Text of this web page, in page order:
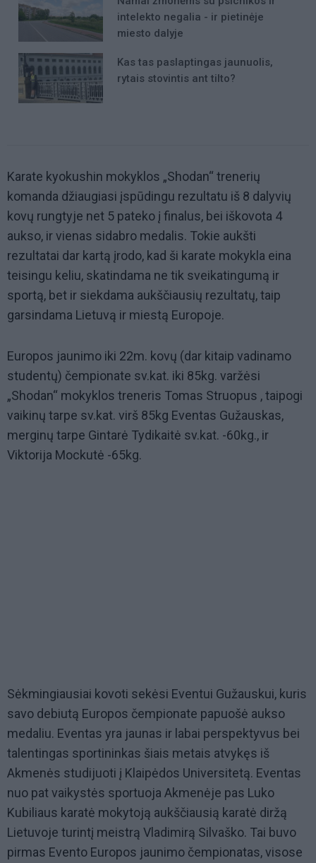
intelekto negalia - ir pietinėje
miesto dalyje
Kas tas paslaptingas jaunuolis,
rytais stovintis ant tilto?
Karate kyokushin mokyklos „Shodan“ trenerių
komanda džiaugiasi įspūdingu rezultatu iš 8 dalyvių
kovų rungtyje net 5 pateko į finalus, bei iškovota 4
aukso, ir vienas sidabro medalis. Tokie aukšti
rezultatai dar kartą įrodo, kad ši karate mokykla eina
teisingu keliu, skatindama ne tik sveikatingumą ir
sportą, bet ir siekdama aukščiausių rezultatų, taip
garsindama Lietuvą ir miestą Europoje.
Europos jaunimo iki 22m. kovų (dar kitaip vadinamo
studentų) čempionate sv.kat. iki 85kg. varžėsi
„Shodan“ mokyklos treneris Tomas Struopus , taipogi
vaikinų tarpe sv.kat. virš 85kg Eventas Gužauskas,
merginų tarpe Gintarė Tydikaitė sv.kat. -60kg., ir
Viktorija Mockutė -65kg.
Sėkmingiausiai kovoti sekėsi Eventui Gužauskui, kuris
savo debiutą Europos čempionate papuošė aukso
medaliu. Eventas yra jaunas ir labai perspektyvus bei
talentingas sportininkas šiais metais atvykęs iš
Akmenės studijuoti į Klaipėdos Universitetą. Eventas
nuo pat vaikystės sportuoja Akmenėje pas Luko
Kubiliaus karatė mokytoją aukščiausią karatė diržą
Lietuvoje turintį meistrą Vladimirą Silvaško. Tai buvo
pirmas Evento Europos jaunimo čempionatas, visose